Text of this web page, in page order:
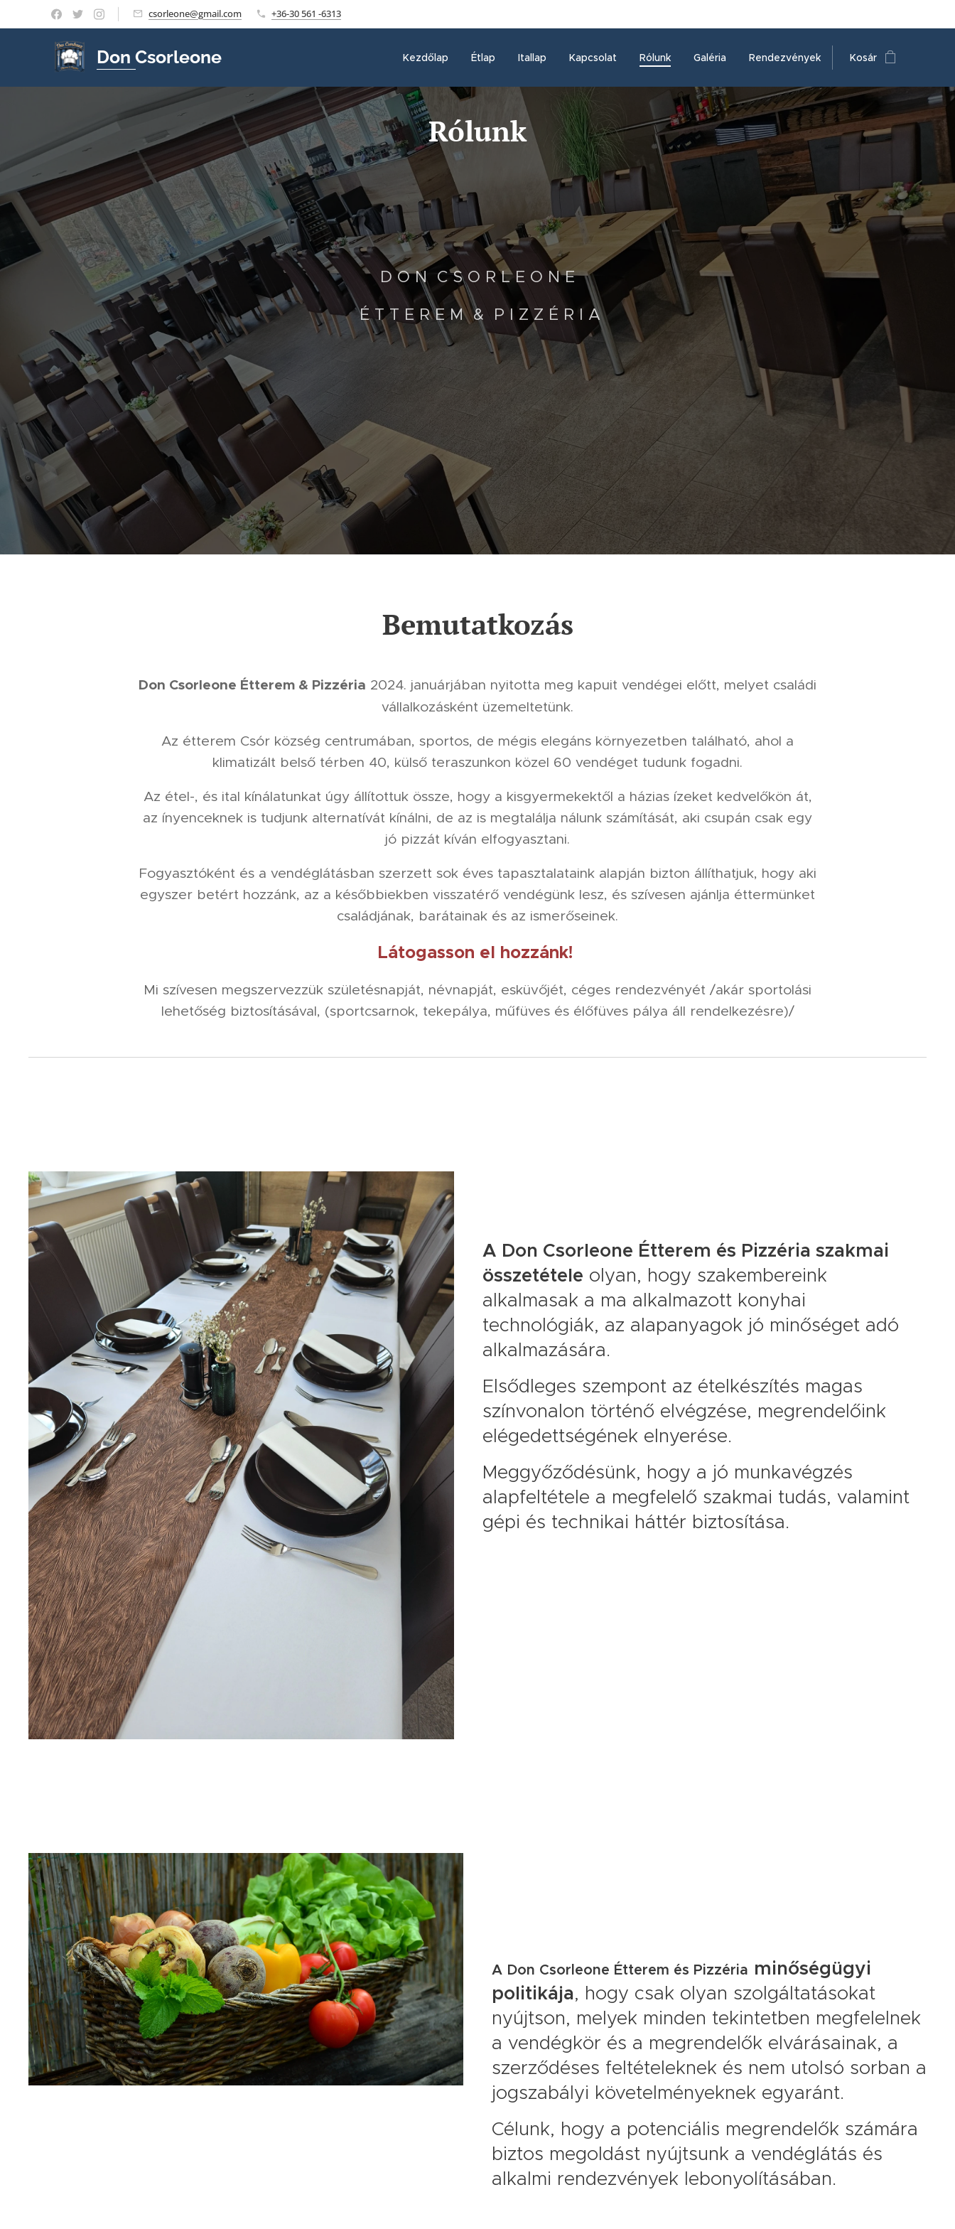
csorleone@gmail.com +36-30 561 -6313
Don Csorleone Kezdőlap Étlap Itallap Kapcsolat Rólunk Galéria Rendezvények Kosár
Rólunk
D O N C S O R L E O N E
É T T E R E M & P I Z Z É R I A
Bemutatkozás
Don Csorleone Étterem & Pizzéria 2024. januárjában nyitotta meg kapuit vendégei előtt, melyet családi
vállalkozásként üzemeltetünk.
Az étterem Csór község centrumában, sportos, de mégis elegáns környezetben található, ahol a
klimatizált belső térben 40, külső teraszunkon közel 60 vendéget tudunk fogadni.
Az étel-, és ital kínálatunkat úgy állítottuk össze, hogy a kisgyermekektől a házias ízeket kedvelőkön át,
az ínyenceknek is tudjunk alternatívát kínálni, de az is megtalálja nálunk számítását, aki csupán csak egy
jó pizzát kíván elfogyasztani.
Fogyasztóként és a vendéglátásban szerzett sok éves tapasztalataink alapján bizton állíthatjuk, hogy aki
egyszer betért hozzánk, az a későbbiekben visszatérő vendégünk lesz, és szívesen ajánlja éttermünket
családjának, barátainak és az ismerőseinek.
Látogasson el hozzánk!
Mi szívesen megszervezzük születésnapját, névnapját, esküvőjét, céges rendezvényét /akár sportolási
lehetőség biztosításával, (sportcsarnok, tekepálya, műfüves és élőfüves pálya áll rendelkezésre)/
A Don Csorleone Étterem és Pizzéria szakmai
összetétele olyan, hogy szakembereink
alkalmasak a ma alkalmazott konyhai
technológiák, az alapanyagok jó minőséget adó
alkalmazására.
Elsődleges szempont az ételkészítés magas
színvonalon történő elvégzése, megrendelőink
elégedettségének elnyerése.
Meggyőződésünk, hogy a jó munkavégzés
alapfeltétele a megfelelő szakmai tudás, valamint
gépi és technikai háttér biztosítása.
A Don Csorleone Étterem és Pizzéria minőségügyi
politikája, hogy csak olyan szolgáltatásokat
nyújtson, melyek minden tekintetben megfelelnek
a vendégkör és a megrendelők elvárásainak, a
szerződéses feltételeknek és nem utolsó sorban a
jogszabályi követelményeknek egyaránt.
Célunk, hogy a potenciális megrendelők számára
biztos megoldást nyújtsunk a vendéglátás és
alkalmi rendezvények lebonyolításában.